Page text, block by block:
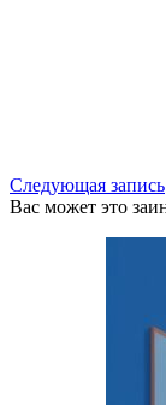
Следующая запись
Вас может это